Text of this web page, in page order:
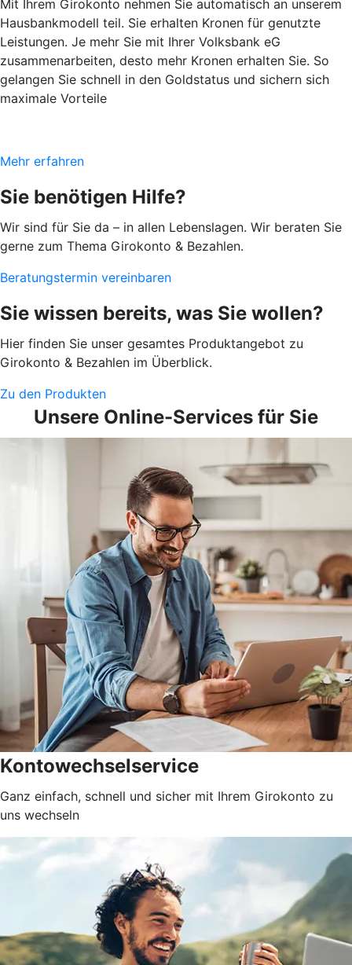
Mit Ihrem Girokonto nehmen Sie automatisch an unserem
Hausbankmodell teil. Sie erhalten Kronen für genutzte
Leistungen. Je mehr Sie mit Ihrer Volksbank eG
zusammenarbeiten, desto mehr Kronen erhalten Sie. So
gelangen Sie schnell in den Goldstatus und sichern sich
maximale Vorteile
Mehr erfahren
Sie benötigen Hilfe?
Wir sind für Sie da – in allen Lebenslagen. Wir beraten Sie
gerne zum Thema Girokonto & Bezahlen.
Beratungstermin vereinbaren
Sie wissen bereits, was Sie wollen?
Hier finden Sie unser gesamtes Produktangebot zu
Girokonto & Bezahlen im Überblick.
Zu den Produkten
Unsere Online-Services für Sie
Kontowechselservice
Ganz einfach, schnell und sicher mit Ihrem Girokonto zu
uns wechseln